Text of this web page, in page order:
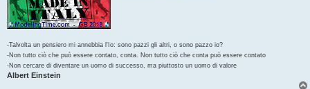
-Talvolta un pensiero mi annebbia l'Io: sono pazzi gli altri, o sono pazzo io?
-Non tutto ciò che può essere contato, conta. Non tutto ciò che conta può essere contato
-Non cercare di diventare un uomo di successo, ma piuttosto un uomo di valore
Albert Einstein